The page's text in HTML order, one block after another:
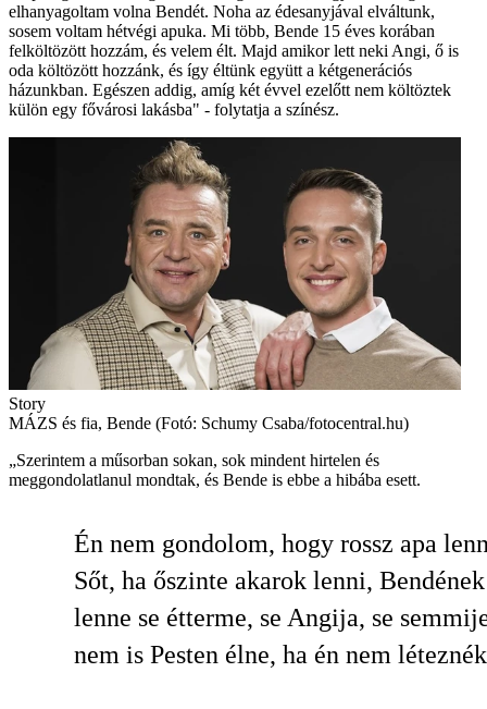
elhanyagoltam volna Bendét. Noha az édesanyjával elváltunk,
sosem voltam hétvégi apuka. Mi több, Bende 15 éves korában
felköltözött hozzám, és velem élt. Majd amikor lett neki Angi, ő is
oda költözött hozzánk, és így éltünk együtt a kétgenerációs
házunkban. Egészen addig, amíg két évvel ezelőtt nem költöztek
külön egy fővárosi lakásba" - folytatja a színész.
Story
MÁZS és fia, Bende (Fotó: Schumy Csaba/fotocentral.hu)
„Szerintem a műsorban sokan, sok mindent hirtelen és
meggondolatlanul mondtak, és Bende is ebbe a hibába esett.
Én nem gondolom, hogy rossz apa
Sőt, ha őszinte akarok lenni,
lenne se étterme, se Angija, se
nem is Pesten élne, ha én nem